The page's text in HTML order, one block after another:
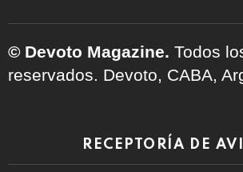
© Devoto Magazine. Todos
reservados. Devoto, CABA,
RECEPTORÍA DE